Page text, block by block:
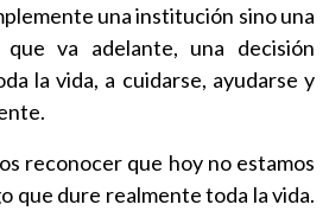
una institución sino una
va adelante, una decisión
la vida, a cuidarse, ayudarse y
reconocer que hoy no estamos
que dure realmente toda la vida.